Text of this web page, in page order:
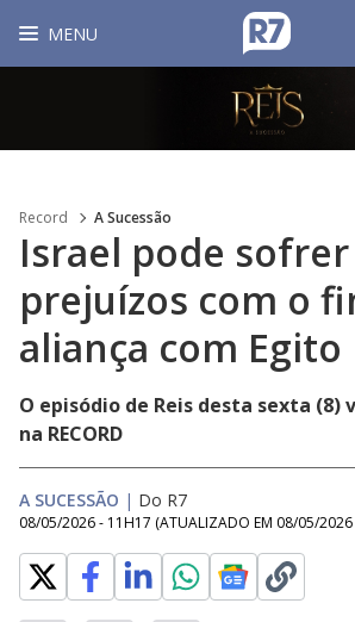
MENU
Record A Sucessão
Israel pode
prejuízos com o
aliança com Egito
O episódio de Reis desta sexta (8)
na RECORD
A SUCESSÃO | Do R7
08/05/2026 - 11H17 (ATUALIZADO EM 08/05/